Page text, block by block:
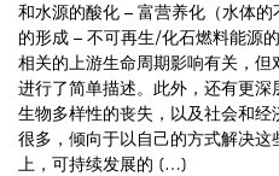
和水源的酸化 – 富营养化（水体
的形成 – 不可再生/化石燃料能源
相关的上游生命周期影响有关，
进行了简单描述。此外，还有更
生物多样性的丧失，以及社会和
很多，倾向于以自己的方式解决
上，可持续发展的 […]